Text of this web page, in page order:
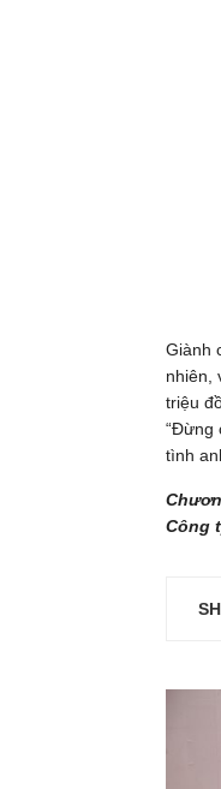
Giành
nhiên,
triệu
“Đừng
tình
Công